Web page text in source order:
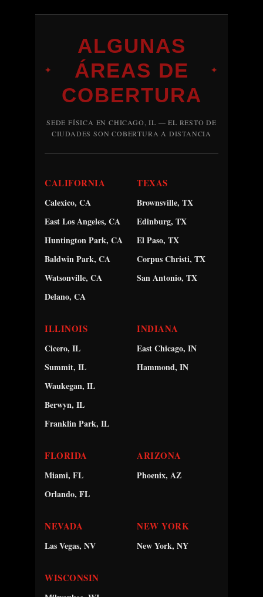
✦
ALGUNAS
ÁREAS DE
COBERTURA
✦
SEDE FÍSICA EN CHICAGO, IL — EL RESTO DE
CIUDADES SON COBERTURA A DISTANCIA
CALIFORNIA
Calexico, CA
East Los Angeles, CA
Huntington Park, CA
Baldwin Park, CA
Watsonville, CA
Delano, CA
TEXAS
Brownsville, TX
Edinburg, TX
El Paso, TX
Corpus Christi, TX
San Antonio, TX
ILLINOIS
Cicero, IL
Summit, IL
Waukegan, IL
Berwyn, IL
Franklin Park, IL
INDIANA
East Chicago, IN
Hammond, IN
FLORIDA
Miami, FL
Orlando, FL
ARIZONA
Phoenix, AZ
NEVADA
Las Vegas, NV
NEW YORK
New York, NY
WISCONSIN